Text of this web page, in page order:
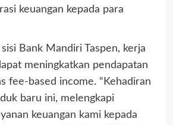
keuangan kepada para
Bank Mandiri Taspen, kerja
meningkatkan pendapatan
fee-based income. “Kehadiran
baru ini, melengkapi
keuangan kami kepada